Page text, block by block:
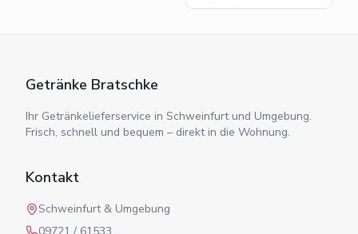
Getränke Bratschke
Ihr Getränkelieferservice in Schweinfurt und Umgebung.
Frisch, schnell und bequem – direkt in die Wohnung.
Kontakt
Schweinfurt & Umgebung